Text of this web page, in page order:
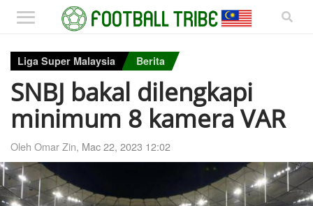
Liga Super Malaysia Berita
SNBJ bakal dilengkapi
minimum 8 kamera VAR
Oleh Omar Zin, Mac 22, 2023 12:02